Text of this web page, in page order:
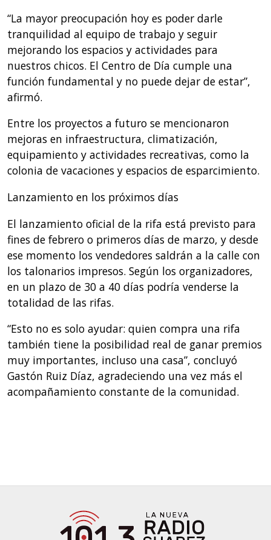
“La mayor preocupación hoy es poder darle
tranquilidad al equipo de trabajo y seguir
mejorando los espacios y actividades para
nuestros chicos. El Centro de Día cumple una
función fundamental y no puede dejar de estar”,
afirmó.
Entre los proyectos a futuro se mencionaron
mejoras en infraestructura, climatización,
equipamiento y actividades recreativas, como la
colonia de vacaciones y espacios de esparcimiento.
Lanzamiento en los próximos días
El lanzamiento oficial de la rifa está previsto para
fines de febrero o primeros días de marzo, y desde
ese momento los vendedores saldrán a la calle con
los talonarios impresos. Según los organizadores,
en un plazo de 30 a 40 días podría venderse la
totalidad de las rifas.
“Esto no es solo ayudar: quien compra una rifa
también tiene la posibilidad real de ganar premios
muy importantes, incluso una casa”, concluyó
Gastón Ruiz Díaz, agradeciendo una vez más el
acompañamiento constante de la comunidad.